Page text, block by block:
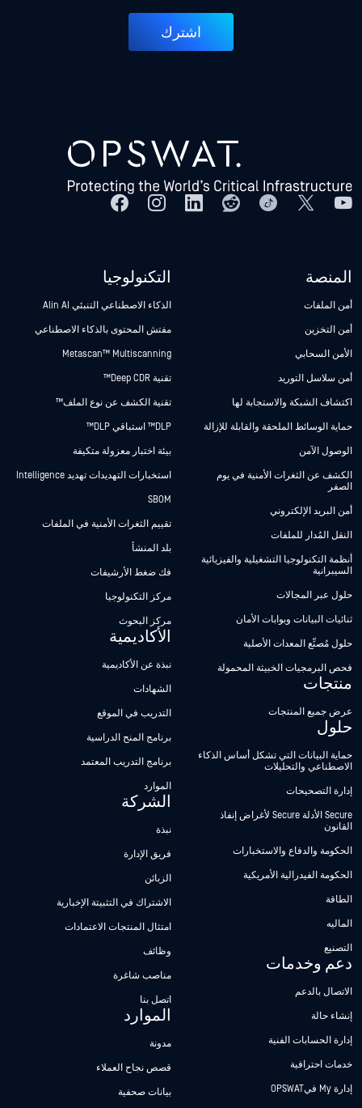
اشترك
المنصة
أمن الملفات
أمن التخزين
الأمن السحابي
أمن سلاسل التوريد
اكتشاف الشبكة والاستجابة لها
حماية الوسائط الملحقة والقابلة للإزالة
الوصول الآمن
الكشف عن الثغرات الأمنية في يوم
الصفر
أمن البريد الإلكتروني
النقل المُدار للملفات
أنظمة التكنولوجيا التشغيلية والفيزيائية
السيبرانية
حلول عبر المجالات
ثنائيات البيانات وبوابات الأمان
حلول مُصنِّع المعدات الأصلية
فحص البرمجيات الخبيثة المحمولة
منتجات
عرض جميع المنتجات
حلول
حماية البيانات التي تشكل أساس الذكاء
الاصطناعي والتحليلات
إدارة التصحيحات
Secure الأدلة Secure لأغراض إنفاذ
القانون
الحكومة والدفاع والاستخبارات
الحكومة الفيدرالية الأمريكية
الطاقة
الماليه
التصنيع
دعم وخدمات
الاتصال بالدعم
إنشاء حالة
إدارة الحسابات الفنية
خدمات احترافية
إدارة My فيOPSWAT
التكنولوجيا
الذكاء الاصطناعي التنبئي Alin AI
مفتش المحتوى بالذكاء الاصطناعي
Metascan™ Multiscanning
تقنية Deep CDR™
تقنية الكشف عن نوع الملف™
DLP™ استباقي DLP™
بيئة اختبار معزولة متكيفة
استخبارات التهديدات تهديد Intelligence
SBOM
تقييم الثغرات الأمنية في الملفات
بلد المنشأ
فك ضغط الأرشيفات
مركز التكنولوجيا
مركز البحوث
الأكاديمية
نبذة عن الأكاديمية
الشهادات
التدريب في الموقع
برنامج المنح الدراسية
برنامج التدريب المعتمد
الموارد
الشركة
نبذة
فريق الإدارة
الزبائن
الاشتراك في التثبيتة الإخبارية
امتثال المنتجات الاعتمادات
وظائف
مناصب شاغرة
اتصل بنا
الموارد
مدونة
قصص نجاح العملاء
بيانات صحفية